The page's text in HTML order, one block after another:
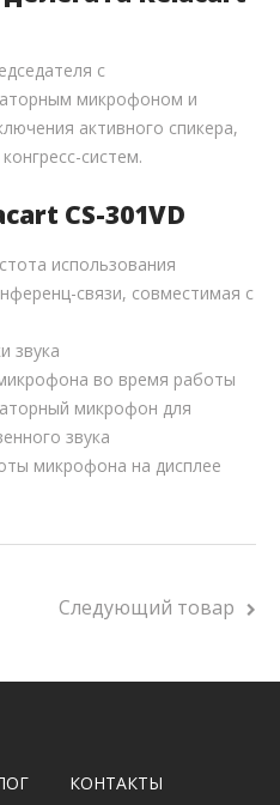
с
микрофоном и
активного спикера,
систем.
CS-301VD
использования
связи, совместимая с
звука
во время работы
микрофон для
звука
микрофона на дисплее
Следующий товар
КОНТАКТЫ